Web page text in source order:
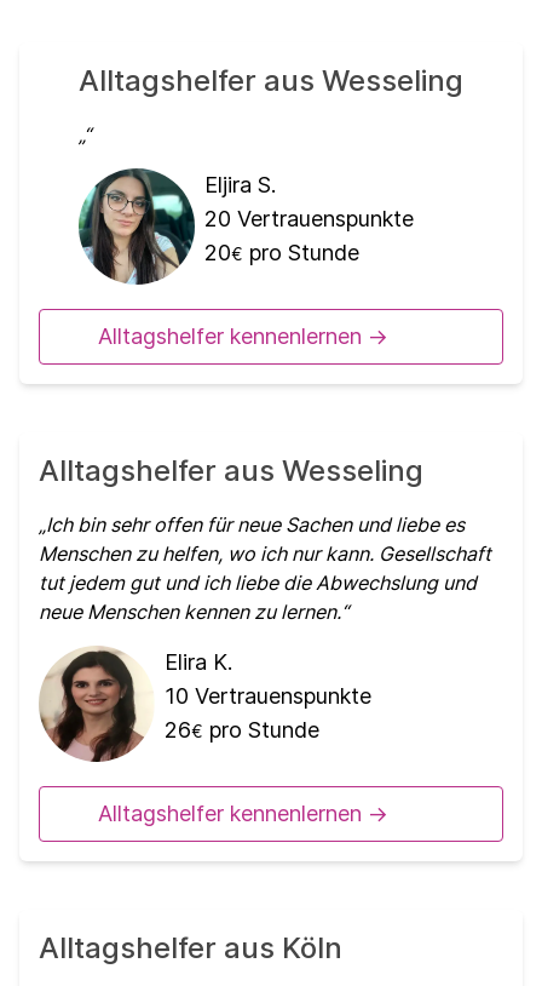
Alltagshelfer aus Wesseling
Eljira S.
20 Vertrauenspunkte
20€ pro Stunde
Alltagshelfer kennenlernen ->
Alltagshelfer aus Wesseling
Ich bin sehr offen für neue Sachen und liebe es
Menschen zu helfen, wo ich nur kann. Gesellschaft
tut jedem gut und ich liebe die Abwechslung und
neue Menschen kennen zu lernen.
Elira K.
10 Vertrauenspunkte
26€ pro Stunde
Alltagshelfer kennenlernen ->
Alltagshelfer aus Köln